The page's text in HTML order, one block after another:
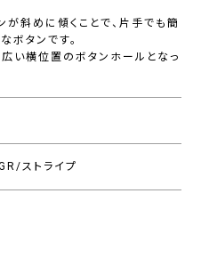
が斜めに傾くことで、片手でも簡
ボタンです。
い横位置のボタンホールとなっ
ストライプ